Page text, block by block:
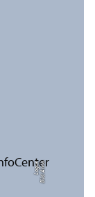
Bil
d:
A
n
n
a
L
o
g
u
e